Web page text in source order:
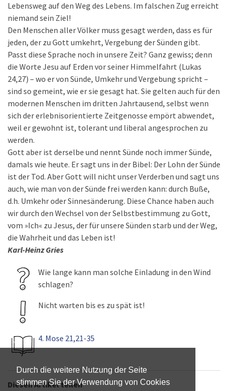
Durch die weitere Nutzung der Seite
stimmen Sie der Verwendung von Cookies
Lebensweg auf den Weg des Lebens. Im falschen Zug erreicht
niemand sein Ziel!
Den Menschen aller Völker muss gesagt werden, dass es für
jeden, der zu Gott umkehrt, Vergebung der Sünden gibt.
Passt diese Sprache noch in unsere Zeit? Ganz gewiss; denn
die Worte Jesu auf Erden vor seiner Himmelfahrt (Lukas
24,27) – wo er von Sünde, Umkehr und Vergebung spricht –
sind so gemeint, wie er sie gesagt hat. Sie gelten auch für den
modernen Menschen im dritten Jahrtausend, selbst wenn
sich der erlebnisorientierte Zeitgenosse empört abwendet,
weil er gewohnt ist, tolerant und liberal angesprochen zu
werden.
Gott aber ist derselbe und nennt Sünde noch immer Sünde,
damals wie heute. Er sagt uns in der Bibel: Der Lohn der Sünde
ist der Tod. Aber Gott will nicht unser Verderben und sagt uns
auch, wie man von der Sünde frei werden kann: durch Buße,
d.h. Umkehr oder Sinnesänderung. Diese Chance haben auch
wir durch den Wechsel von der Selbstbestimmung zu Gott,
vom »Ich« zu Jesus, der für unsere Sünden starb und der Weg,
die Wahrheit und das Leben ist!
Karl-Heinz Gries
Wie lange kann man solche Einladung in den Wind
schlagen?
Nicht warten bis es zu spät ist!
4. Mose 21,21-35
Diesen Artikel teilen